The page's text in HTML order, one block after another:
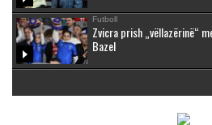
Futboll
Zvicra prish „vëllazërinë“
Bazel